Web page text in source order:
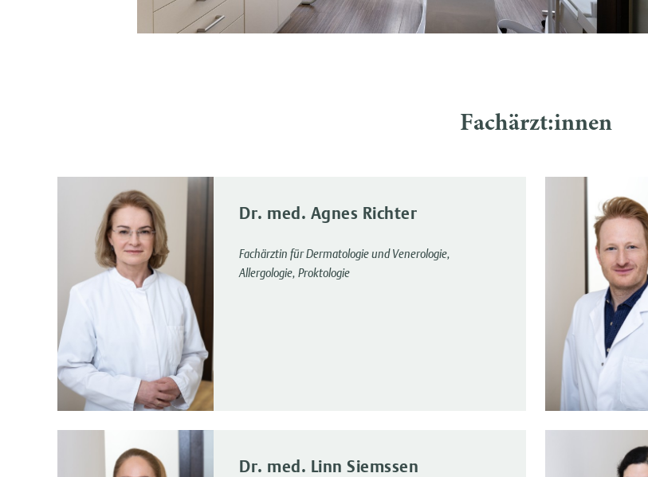
Fachärzt:innen
Dr. med. Agnes Richter
Fachärztin für Dermatologie und Venerologie,
Allergologie, Proktologie
Dr. med. Linn Siemssen